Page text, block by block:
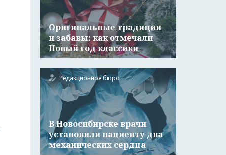
Оригинальные традиции
и забавы: как отмечали
Новый год классики
Редакционное бюро
В Новосибирске врачи
установили пациенту два
механических сердца